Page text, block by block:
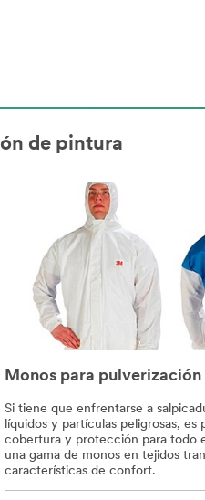
de pintura
Monos para
Si tiene que enfrentarse a
líquidos y partículas peligrosas, es
cobertura y protección para todo
una gama de monos en tejidos
características de confort.